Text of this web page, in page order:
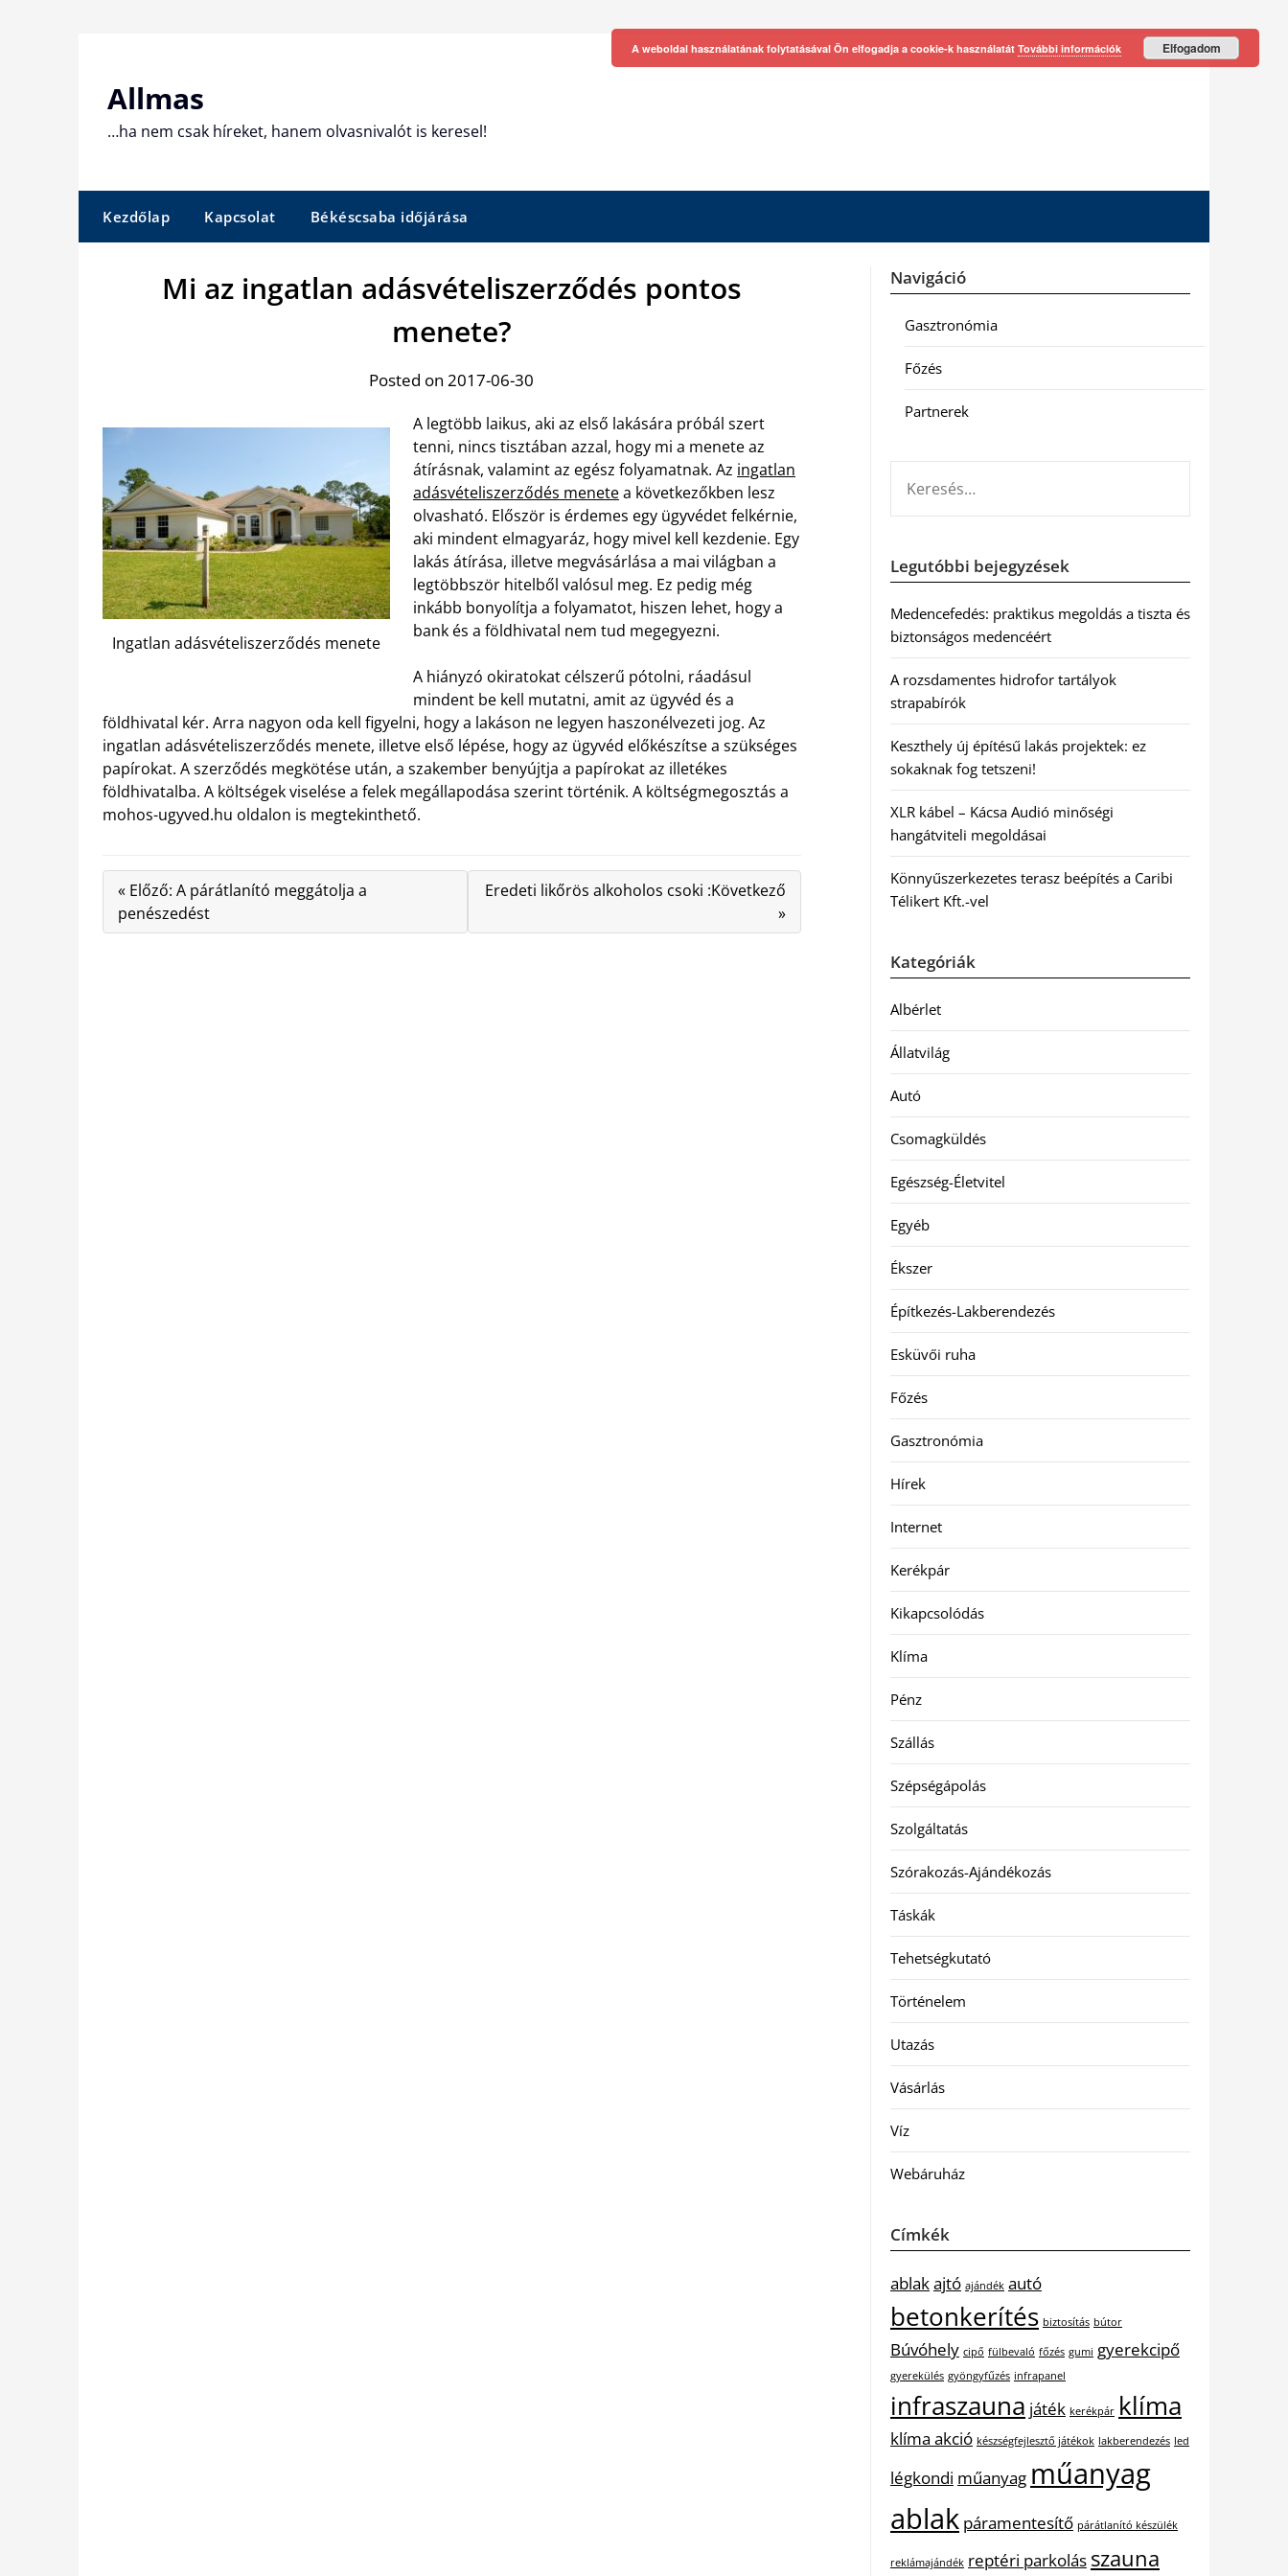
Allmas
…ha nem csak híreket, hanem olvasnivalót is keresel!
Kezdőlap Kapcsolat Békéscsaba időjárása
Mi az ingatlan adásvételiszerződés pontos
menete?
Posted on 2017-06-30
Ingatlan adásvételiszerződés menete
A legtöbb laikus, aki az első lakására próbál szert
tenni, nincs tisztában azzal, hogy mi a menete az
átírásnak, valamint az egész folyamatnak. Az ingatlan
adásvételiszerződés menetea következőkben lesz
olvasható. Először is érdemes egy ügyvédet felkérnie,
aki mindent elmagyaráz, hogy mivel kell kezdenie. Egy
lakás átírása, illetve megvásárlása a mai világban a
legtöbbször hitelből valósul meg. Ez pedig még
inkább bonyolítja a folyamatot, hiszen lehet, hogy a
bank és a földhivatal nem tud megegyezni.
A hiányzó okiratokat célszerű pótolni, ráadásul
mindent be kell mutatni, amit az ügyvéd és a
földhivatal kér. Arra nagyon oda kell figyelni, hogy a lakáson ne legyen haszonélvezeti jog. Az
ingatlan adásvételiszerződés menete, illetve első lépése, hogy az ügyvéd előkészítse a szükséges
papírokat. A szerződés megkötése után, a szakember benyújtja a papírokat az illetékes
földhivatalba. A költségek viselése a felek megállapodása szerint történik. A költségmegosztás a
mohos-ugyved.hu oldalon is megtekinthető.
« Előző: A párátlanító meggátolja a
penészedést
Eredeti likőrös alkoholos csoki :Következő
»
Navigáció
Gasztronómia
Főzés
Partnerek
Legutóbbi bejegyzések
Medencefedés: praktikus megoldás a tiszta és
biztonságos medencéért
A rozsdamentes hidrofor tartályok
strapabírók
Keszthely új építésű lakás projektek: ez
sokaknak fog tetszeni!
XLR kábel – Kácsa Audió minőségi
hangátviteli megoldásai
Könnyűszerkezetes terasz beépítés a Caribi
Télikert Kft.-vel
Kategóriák
Albérlet
Állatvilág
Autó
Csomagküldés
Egészség-Életvitel
Egyéb
Ékszer
Építkezés-Lakberendezés
Esküvői ruha
Főzés
Gasztronómia
Hírek
Internet
Kerékpár
Kikapcsolódás
Klíma
Pénz
Szállás
Szépségápolás
Szolgáltatás
Szórakozás-Ajándékozás
Táskák
Tehetségkutató
Történelem
Utazás
Vásárlás
Víz
Webáruház
Címkék
ablakajtó ajándék autó
betonkerítés biztosítás bútor
Búvóhely cipő fülbevaló főzés gumi gyerekcipő
gyerekülés gyöngyfűzés infrapanel
infraszauna játék kerékpár klíma
klíma akció készségfejlesztő játékok lakberendezés led
légkondi műanyag műanyag
ablak páramentesítő párátlanító készülék
reklámajándék reptéri parkolás szauna
A weboldal használatának folytatásával Ön elfogadja a cookie-k használatát További információk Elfogadom